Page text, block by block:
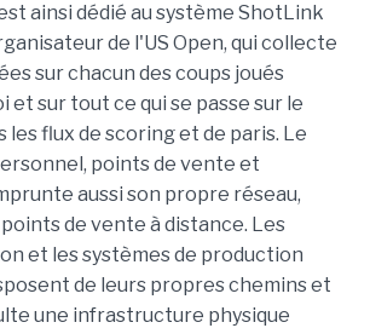
ainsi dédié au système ShotLink
de l'US Open, qui collecte
sur chacun des coups joués
et sur tout ce qui se passe sur le
les flux de scoring et de paris. Le
points de vente et
aussi son propre réseau,
de vente à distance. Les
et les systèmes de production
de leurs propres chemins et
une infrastructure physique